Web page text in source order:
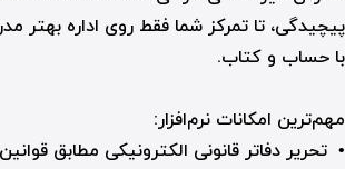
پیچیدگی‌، تا تمرکز شما فقط روی اداره بهتر
با حساب و کتاب.
مهم‌ترین امکانات نرم‌افزار:
• تحریر دفاتر قانونی الکترونیکی مطابق